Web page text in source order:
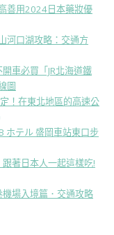
善用2024日本藥妝優
河口湖攻略：交通方
開車必買「JR北海道鐵
圖
！在東北地區的高速公
ホテル 盛岡車站東口步
著日本人一起這樣吃!
場入境篇．交通攻略